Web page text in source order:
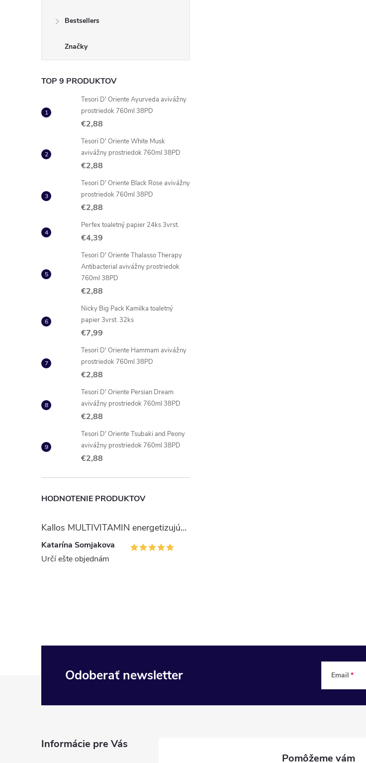
Bestsellers
Značky
TOP 9 PRODUKTOV
Tesori D' Oriente Ayurveda avivážny
prostriedok 760ml 38PD
€2,88
Tesori D' Oriente White Musk
avivážny prostriedok 760ml 38PD
€2,88
Tesori D' Oriente Black Rose avivážny
prostriedok 760ml 38PD
€2,88
Perfex toaletný papier 24ks 3vrst.
€4,39
Tesori D' Oriente Thalasso Therapy
Antibacterial avivážny prostriedok
760ml 38PD
€2,88
Nicky Big Pack Kamilka toaletný
papier 3vrst. 32ks
€7,99
Tesori D' Oriente Hammam avivážny
prostriedok 760ml 38PD
€2,88
Tesori D' Oriente Persian Dream
avivážny prostriedok 760ml 38PD
€2,88
Tesori D' Oriente Tsubaki and Peony
avivážny prostriedok 760ml 38PD
€2,88
HODNOTENIE PRODUKTOV
Kallos MULTIVITAMIN energetizujúci šampón na vlasy 1 l
Katarína Somjakova
Určí ešte objednám
Odoberať newsletter Email
Informácie pre Vás